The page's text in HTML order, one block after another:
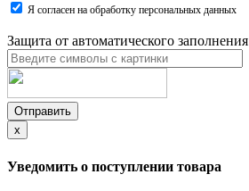
Я согласен на обработку персональных данных
Защита от автоматического заполнения
Отправить
x
Уведомить о поступлении товара